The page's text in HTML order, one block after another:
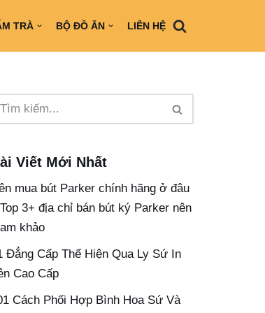
TRÀ BỘ ĐỒ ĂN LIÊN HỆ
Viết Mới Nhất
mua bút Parker chính hãng ở đâu​
3+ địa chỉ bán bút ký Parker nên
khảo
Đẳng Cấp Thể Hiện Qua Ly Sứ In
Cao Cấp
Cách Phối Hợp Bình Hoa Sứ Và